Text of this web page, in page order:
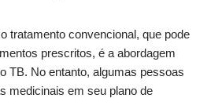
tratamento convencional, que pode
prescritos, é a abordagem
TB. No entanto, algumas pessoas
medicinais em seu plano de